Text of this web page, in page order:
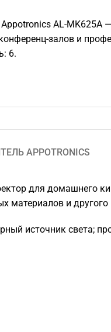
AL-
залов и
6.
APPOTRONICS
для домашнего
материалов и
источник света;